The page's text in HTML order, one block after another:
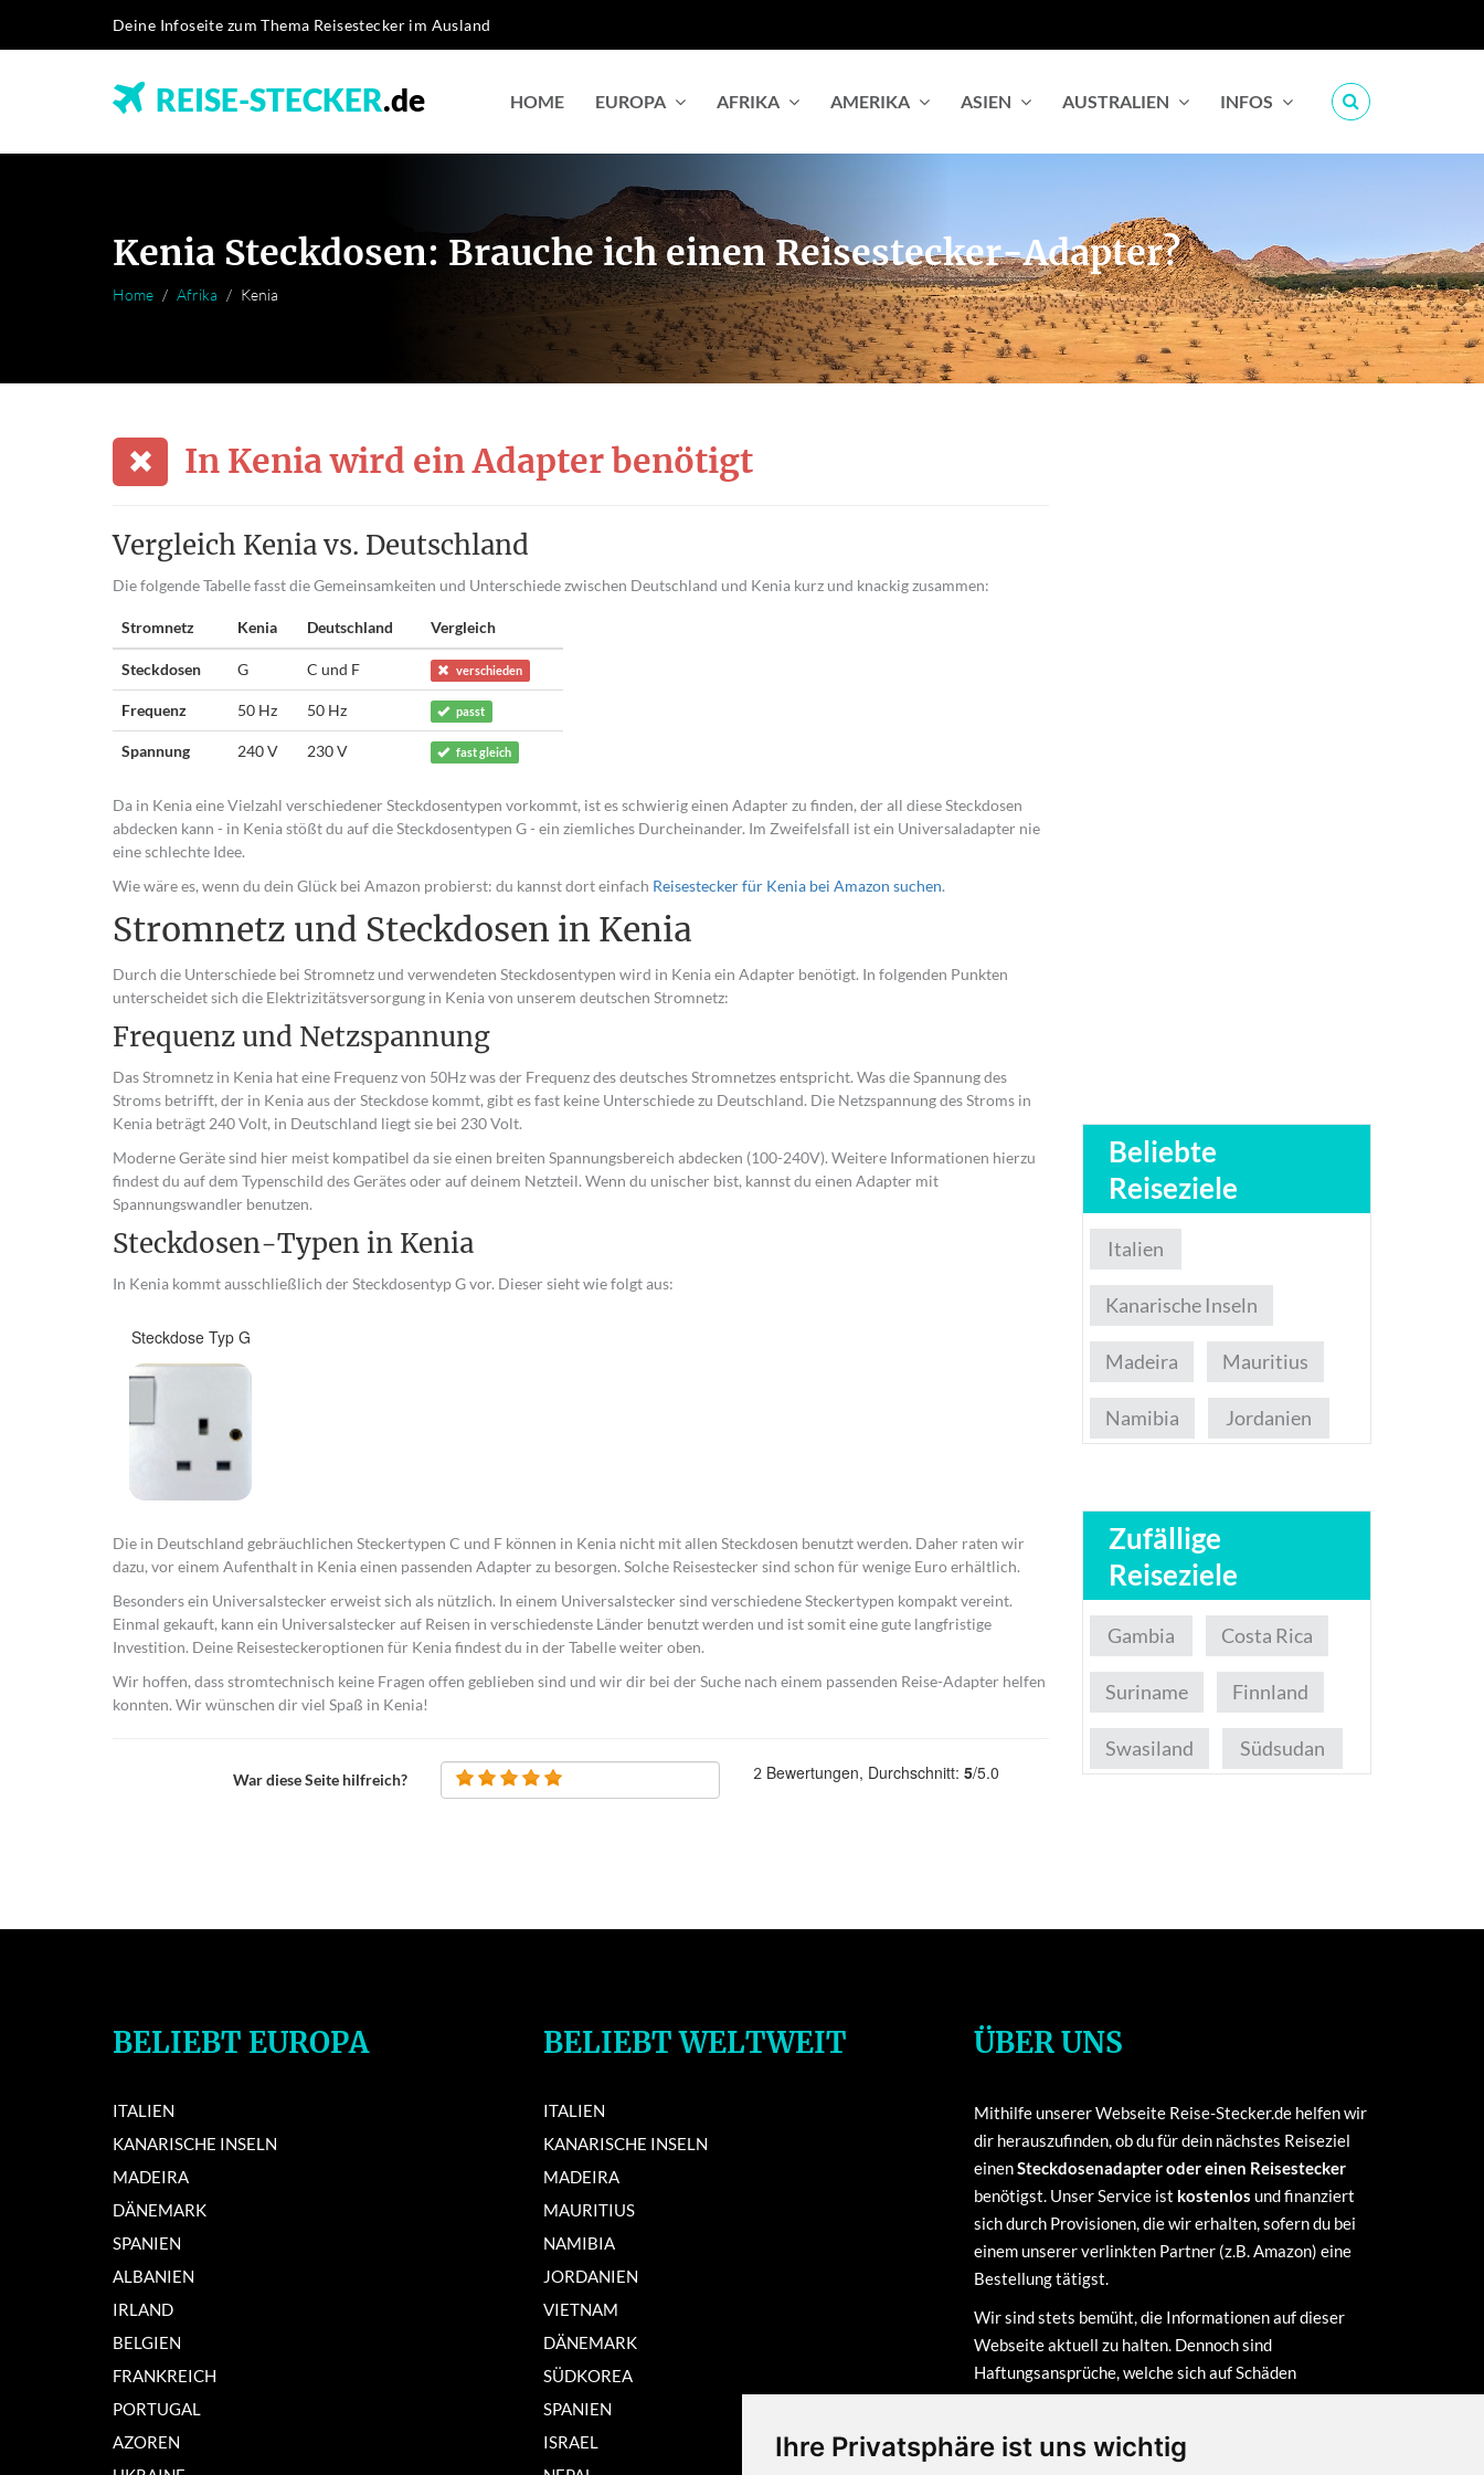
Ihre Privatsphäre ist uns wichtig
Deine Infoseite zum Thema Reisestecker im Ausland
REISE-STECKER.de HOME EUROPA AFRIKA AMERIKA ASIEN AUSTRALIEN INFOS
Kenia Steckdosen: Brauche ich einen Reisestecker-Adapter?
Home Afrika Kenia
In Kenia wird ein Adapter benötigt
Vergleich Kenia vs. Deutschland
Die folgende Tabelle fasst die Gemeinsamkeiten und Unterschiede zwischen Deutschland und Kenia kurz und knackig zusammen:
Stromnetz Kenia Deutschland Vergleich
Steckdosen G C und F verschieden
Frequenz 50 Hz 50 Hz passt
Spannung 240 V 230 V fast gleich
Da in Kenia eine Vielzahl verschiedener Steckdosentypen vorkommt, ist es schwierig einen Adapter zu finden, der all diese Steckdosen
abdecken kann - in Kenia stößt du auf die Steckdosentypen G - ein ziemliches Durcheinander. Im Zweifelsfall ist ein Universaladapter nie
eine schlechte Idee.
Wie wäre es, wenn du dein Glück bei Amazon probierst: du kannst dort einfach Reisestecker für Kenia bei Amazon suchen.
Stromnetz und Steckdosen in Kenia
Durch die Unterschiede bei Stromnetz und verwendeten Steckdosentypen wird in Kenia ein Adapter benötigt. In folgenden Punkten
unterscheidet sich die Elektrizitätsversorgung in Kenia von unserem deutschen Stromnetz:
Frequenz und Netzspannung
Das Stromnetz in Kenia hat eine Frequenz von 50Hz was der Frequenz des deutsches Stromnetzes entspricht. Was die Spannung des
Stroms betrifft, der in Kenia aus der Steckdose kommt, gibt es fast keine Unterschiede zu Deutschland. Die Netzspannung des Stroms in
Kenia beträgt 240 Volt, in Deutschland liegt sie bei 230 Volt.
Moderne Geräte sind hier meist kompatibel da sie einen breiten Spannungsbereich abdecken (100-240V). Weitere Informationen hierzu
findest du auf dem Typenschild des Gerätes oder auf deinem Netzteil. Wenn du unischer bist, kannst du einen Adapter mit
Spannungswandler benutzen.
Steckdosen-Typen in Kenia
In Kenia kommt ausschließlich der Steckdosentyp G vor. Dieser sieht wie folgt aus:
Steckdose Typ G
Die in Deutschland gebräuchlichen Steckertypen C und F können in Kenia nicht mit allen Steckdosen benutzt werden. Daher raten wir
dazu, vor einem Aufenthalt in Kenia einen passenden Adapter zu besorgen. Solche Reisestecker sind schon für wenige Euro erhältlich.
Besonders ein Universalstecker erweist sich als nützlich. In einem Universalstecker sind verschiedene Steckertypen kompakt vereint.
Einmal gekauft, kann ein Universalstecker auf Reisen in verschiedenste Länder benutzt werden und ist somit eine gute langfristige
Investition. Deine Reisesteckeroptionen für Kenia findest du in der Tabelle weiter oben.
Wir hoffen, dass stromtechnisch keine Fragen offen geblieben sind und wir dir bei der Suche nach einem passenden Reise-Adapter helfen
konnten. Wir wünschen dir viel Spaß in Kenia!
War diese Seite hilfreich? 2Bewertungen, Durchschnitt: 5/5.0
Beliebte
Reiseziele
Italien
Kanarische Inseln
Madeira Mauritius
Namibia Jordanien
Zufällige
Reiseziele
Gambia Costa Rica
Suriname Finnland
Swasiland Südsudan
BELIEBT EUROPA
ITALIEN
KANARISCHE INSELN
MADEIRA
DÄNEMARK
SPANIEN
ALBANIEN
IRLAND
BELGIEN
FRANKREICH
PORTUGAL
AZOREN
BELIEBT WELTWEIT
ITALIEN
KANARISCHE INSELN
MADEIRA
MAURITIUS
NAMIBIA
JORDANIEN
VIETNAM
DÄNEMARK
SÜDKOREA
SPANIEN
ISRAEL
ÜBER UNS
Mithilfe unserer Webseite Reise-Stecker.de helfen wir
dir herauszufinden, ob du für dein nächstes Reiseziel
einenSteckdosenadapter oder einen Reisestecker
benötigst. Unser Service ist kostenlos und finanziert
sich durch Provisionen, die wir erhalten, sofern du bei
einem unserer verlinkten Partner (z.B. Amazon) eine
Bestellung tätigst.
Wir sind stets bemüht, die Informationen auf dieser
Webseite aktuell zu halten. Dennoch sind
Haftungsansprüche, welche sich auf Schäden
materieller oder ideeller Art beziehen, die durch die
Informationen bzw. durch die Nutzung fehlerhafter und